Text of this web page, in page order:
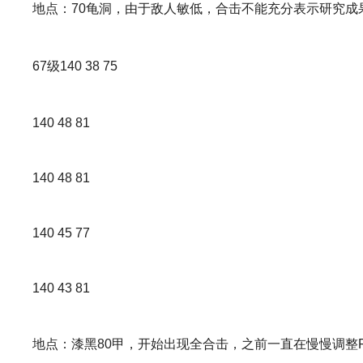
地点：70龟洞，由于敌人敏低，合击不能充分表示研究成
67级140 38 75
140 48 81
140 48 81
140 45 77
140 43 81
地点：漆黑80甲，开始出现全合击，之前一直在慢慢调整